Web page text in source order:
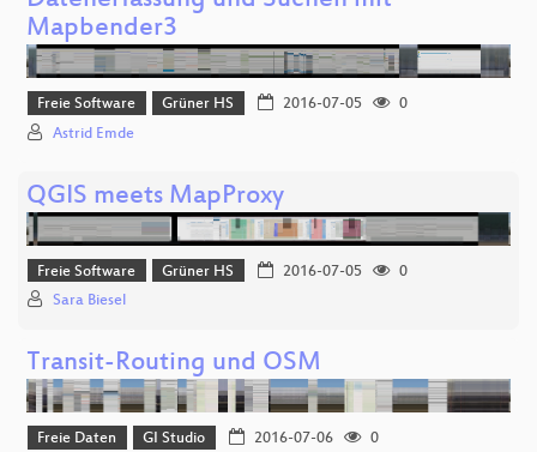
Mapbender3
Freie Software Grüner HS 2016-07-05
0
Astrid Emde
QGIS meets MapProxy
Freie Software Grüner HS 2016-07-05
0
Sara Biesel
Transit-Routing und OSM
Freie Daten GI Studio 2016-07-06
0